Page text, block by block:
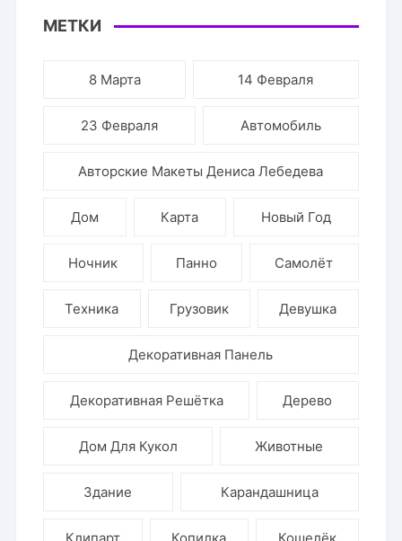
МЕТКИ
8 Марта 14 Февраля
23 Февраля Автомобиль
Авторские Макеты Дениса Лебедева
Дом Карта Новый Год
Ночник Панно Самолёт
Техника Грузовик Девушка
Декоративная Панель
Декоративная Решётка Дерево
Дом Для Кукол Животные
Здание Карандашница